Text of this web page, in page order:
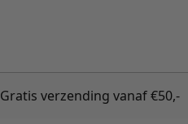
Gratis verzending vanaf €50,-